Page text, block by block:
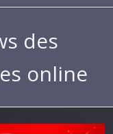
des
online